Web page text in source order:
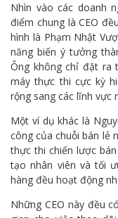
Nhìn vào các doanh
điểm chung là CEO
hình là Phạm Nhật
năng biến ý tưởng
Ông không chỉ đặt ra
máy thực thi cực kỳ
rộng sang các lĩnh vực
Một ví dụ khác là
công của chuỗi bán lẻ
thực thi chiến lược
tạo nhân viên và tối
hàng đều hoạt động
Những CEO này đều